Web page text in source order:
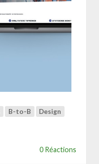
B-to-B Design
0 Réactions